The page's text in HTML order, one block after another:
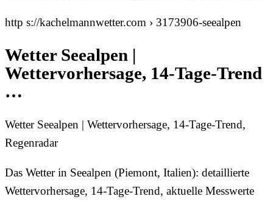
http s://kachelmannwetter.com › 3173906-seealpen
Wetter Seealpen |
Wettervorhersage, 14-Tage-Trend
…
Wetter Seealpen | Wettervorhersage, 14-Tage-Trend,
Regenradar
Das Wetter in Seealpen (Piemont, Italien): detaillierte
Wettervorhersage, 14-Tage-Trend, aktuelle Messwerte